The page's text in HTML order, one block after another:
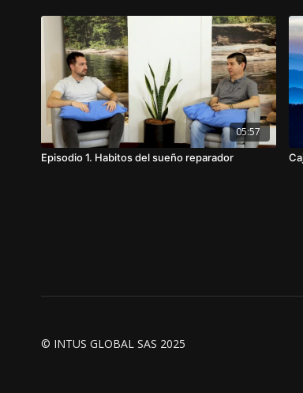
05:57
Episodio 1. Habitos del sueño reparador
© INTUS GLOBAL SAS 2025